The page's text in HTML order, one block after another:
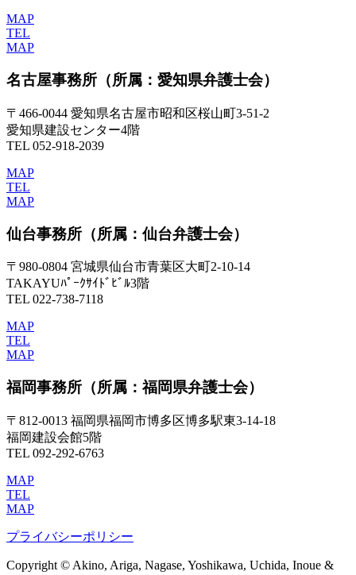
MAP
TEL
MAP
名古屋事務所 （所属：愛知県弁護士会）
〒466-0044 愛知県名古屋市昭和区桜山町3-51-2
愛知県建設センター4階
TEL 052-918-2039
MAP
TEL
MAP
仙台事務所 （所属：仙台弁護士会）
〒980-0804 宮城県仙台市青葉区大町2-10-14
TAKAYUﾊﾟｰｸｻｲﾄﾞﾋﾞﾙ3階
TEL 022-738-7118
MAP
TEL
MAP
福岡事務所 （所属：福岡県弁護士会）
〒812-0013 福岡県福岡市博多区博多駅東3-14-18
福岡建設会館5階
TEL 092-292-6763
MAP
TEL
MAP
プライバシーポリシー
Copyright © Akino, Ariga, Nagase, Yoshikawa, Uchida, Inoue &